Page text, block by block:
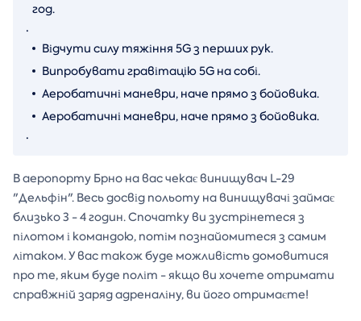
год.
.
Відчути силу тяжіння 5G з перших рук.
Випробувати гравітацію 5G на собі.
Аеробатичні маневри, наче прямо з бойовика.
Аеробатичні маневри, наче прямо з бойовика.
.
В аеропорту Брно на вас чекає винищувач L-29
"Дельфін". Весь досвід польоту на винищувачі займає
близько 3 - 4 годин. Спочатку ви зустрінетеся з
пілотом і командою, потім познайомитеся з самим
літаком. У вас також буде можливість домовитися
про те, яким буде політ - якщо ви хочете отримати
справжній заряд адреналіну, ви його отримаєте!